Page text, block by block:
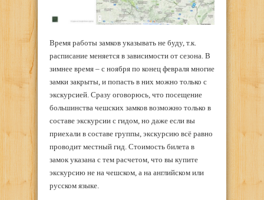
Время работы замков указывать не буду, т.к.
расписание меняется в зависимости от сезона. В
зимнее время – с ноября по конец февраля многие
замки закрыты, и попасть в них можно только с
экскурсией. Сразу оговорюсь, что посещение
большинства чешских замков возможно только в
составе экскурсии с гидом, но даже если вы
приехали в составе группы, экскурсию всё равно
проводит местный гид. Стоимость билета в
замок указана с тем расчетом, что вы купите
экскурсию не на чешском, а на английском или
русском языке.